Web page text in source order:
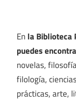
En la Biblioteca
puedes
novelas,
filología,
prácticas, arte,